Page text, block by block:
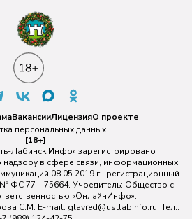
ВакансииЛицензияО проекте
персональных данных
[18+]
Лабинск Инфо» зарегистрировано
в сфере связи, информационных
08.05.2019 г., регистрационный
ФС 77 – 75664. Учредитель: Общество с
«ОнлайнИнфо».
С.М. E-mail: glavred@ustlabinfo.ru. Тел.: